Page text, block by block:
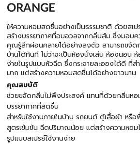
ORANGE
ให้ความหอมสดชื่นอย่างเป็นธรรมชาติ ด้วยสเ
สร้างบรรยากาศที่อบอวลจากกลิ่นส้ม ซึ่งมอบ
คุณรู้สึกผ่อนคลายได้อย่างลงตัว สามารถขจัด
บ้านได้ทันที ไม่ว่าจะเป็นห้องนั่งเล่น ห้องนอน
ง่ายในรูปแบบหัวฉีด ซึ่งกระจายละอองได้ดี
มาก แต่สร้างความหอมสดชื่นได้อย่างยาวนาน
คุณสมบัติ
ช่วยขจัดกลิ่นไม่พึงประสงค์ แทนที่ด้วยกลิ่นหอ
บรรยากาศที่สดชื่น
สำหรับใช้งานภายในบ้าน รถยนต์ ตู้เสื้อผ้า หรื
สูตรเข้มข้น ฉีดปริมาณน้อย แต่สร้างความหอม
รูปแบบสเปรย์ใช้งานง่าย